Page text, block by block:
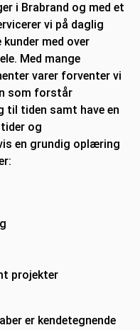
i Brabrand og med et
vi på daglig
med over
Med mange
varer forventer vi
som forstår
til tiden samt have en
og
en grundig oplæring
projekter
er kendetegnende